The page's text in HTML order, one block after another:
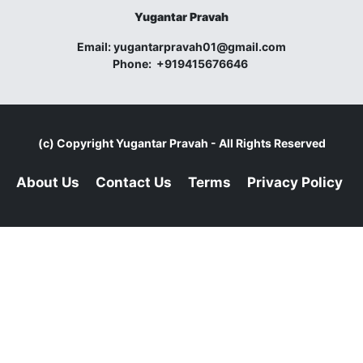
Yugantar Pravah
Email:yugantarpravah01@gmail.com
Phone: +919415676646
(c) CopyrightYugantar Pravah - All Rights Reserved
About Us Contact Us Terms Privacy Policy